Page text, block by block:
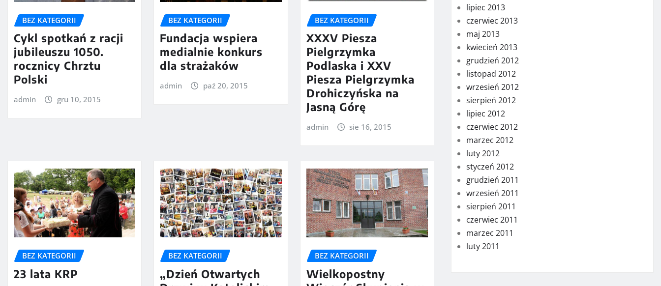
BEZ KATEGORII
Cykl spotkań z racji
jubileuszu 1050.
rocznicy Chrztu
Polski
admin gru 10, 2015
BEZ KATEGORII
Fundacja wspiera
medialnie konkurs
dla strażaków
admin paź 20, 2015
BEZ KATEGORII
XXXV Piesza
Pielgrzymka
Podlaska i XXV
Piesza Pielgrzymka
Drohiczyńska na
Jasną Górę
admin sie 16, 2015
BEZ KATEGORII
23 lata KRP
BEZ KATEGORII
„Dzień Otwartych
BEZ KATEGORII
Wielkopostny
lipiec 2013
czerwiec 2013
maj 2013
kwiecień 2013
grudzień 2012
listopad 2012
wrzesień 2012
sierpień 2012
lipiec 2012
czerwiec 2012
marzec 2012
luty 2012
styczeń 2012
grudzień 2011
wrzesień 2011
sierpień 2011
czerwiec 2011
marzec 2011
luty 2011